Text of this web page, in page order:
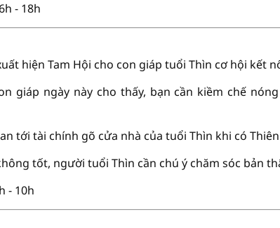
- 18h
hiện Tam Hội cho con giáp tuổi Thìn cơ hội kết
giáp ngày này cho thấy, bạn cần kiềm chế
tới tài chính gõ cửa nhà của tuổi Thìn khi có Thiên
tốt, người tuổi Thìn cần chú ý chăm sóc bản
- 10h